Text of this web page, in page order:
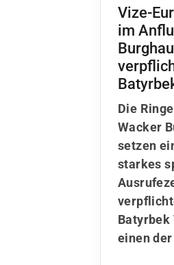
Vize-
im
Die
Wacker
setzen
starkes
Batyrbek
einen